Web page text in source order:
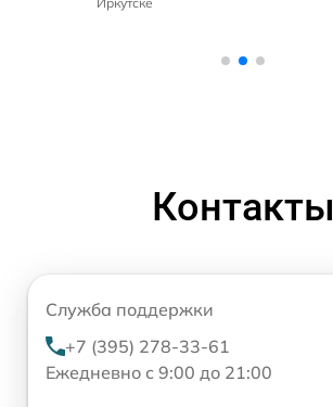
Контакты
Служба поддержки
+7 (395) 278-33-61
Ежедневно с 9:00 до 21:00